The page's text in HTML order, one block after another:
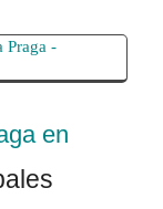
Praga -
en